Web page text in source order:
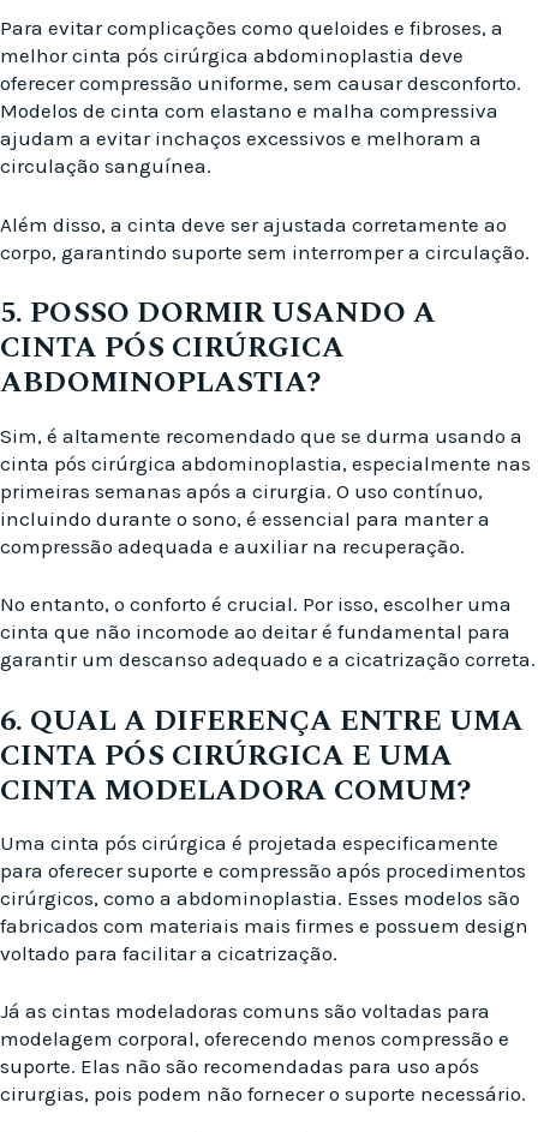
Para evitar complicações como queloides e fibroses, a
melhor cinta pós cirúrgica abdominoplastia deve
oferecer compressão uniforme, sem causar desconforto.
Modelos de cinta com elastano e malha compressiva
ajudam a evitar inchaços excessivos e melhoram a
circulação sanguínea.
Além disso, a cinta deve ser ajustada corretamente ao
corpo, garantindo suporte sem interromper a circulação.
5. POSSO DORMIR USANDO A
CINTA PÓS CIRÚRGICA
ABDOMINOPLASTIA?
Sim, é altamente recomendado que se durma usando a
cinta pós cirúrgica abdominoplastia, especialmente nas
primeiras semanas após a cirurgia. O uso contínuo,
incluindo durante o sono, é essencial para manter a
compressão adequada e auxiliar na recuperação.
No entanto, o conforto é crucial. Por isso, escolher uma
cinta que não incomode ao deitar é fundamental para
garantir um descanso adequado e a cicatrização correta.
6. QUAL A DIFERENÇA ENTRE UMA
CINTA PÓS CIRÚRGICA E UMA
CINTA MODELADORA COMUM?
Uma cinta pós cirúrgica é projetada especificamente
para oferecer suporte e compressão após procedimentos
cirúrgicos, como a abdominoplastia. Esses modelos são
fabricados com materiais mais firmes e possuem design
voltado para facilitar a cicatrização.
Já as cintas modeladoras comuns são voltadas para
modelagem corporal, oferecendo menos compressão e
suporte. Elas não são recomendadas para uso após
cirurgias, pois podem não fornecer o suporte necessário.